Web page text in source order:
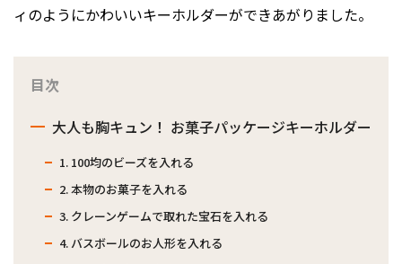
ィのようにかわいいキーホルダーができあがりました。
目次
大人も胸キュン！ お菓子パッケージキーホルダー
1. 100均のビーズを入れる
2. 本物のお菓子を入れる
3. クレーンゲームで取れた宝石を入れる
4. バスボールのお人形を入れる